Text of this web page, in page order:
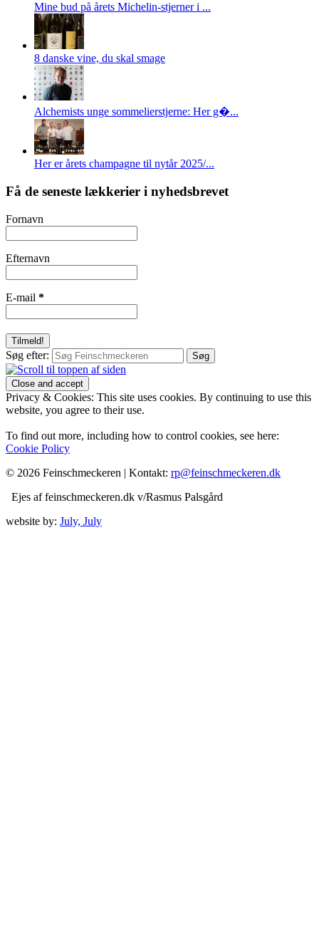
Mine bud på årets Michelin-stjerner i ...
8 danske vine, du skal smage
Alchemists unge sommelierstjerne: Her g�...
Her er årets champagne til nytår 2025/...
Få de seneste lækkerier i nyhedsbrevet
Fornavn
Efternavn
E-mail *
Søg efter:
Privacy & Cookies: This site uses cookies. By continuing to use this
website, you agree to their use.
To find out more, including how to control cookies, see here:
Cookie Policy
© 2026 Feinschmeckeren | Kontakt: rp@feinschmeckeren.dk
Ejes af feinschmeckeren.dk v/Rasmus Palsgård
website by: July, July